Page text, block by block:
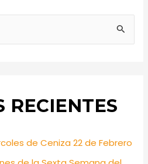
RECIENTES
de Ceniza 22 de Febrero